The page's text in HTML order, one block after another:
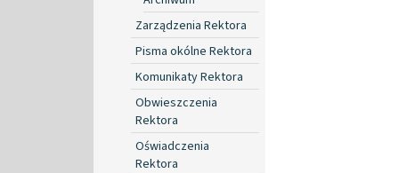
Zarządzenia Rektora
Pisma okólne Rektora
Komunikaty Rektora
Obwieszczenia
Rektora
Oświadczenia
Rektora